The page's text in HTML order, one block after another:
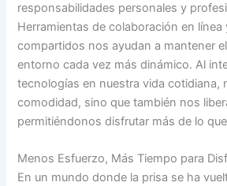
responsabilidades personales y
Herramientas de colaboración en línea
compartidos nos ayudan a mantener
entorno cada vez más dinámico. Al
tecnologías en nuestra vida cotidiana,
comodidad, sino que también nos
permitiéndonos disfrutar más de lo
Menos Esfuerzo, Más Tiempo para
En un mundo donde la prisa se ha